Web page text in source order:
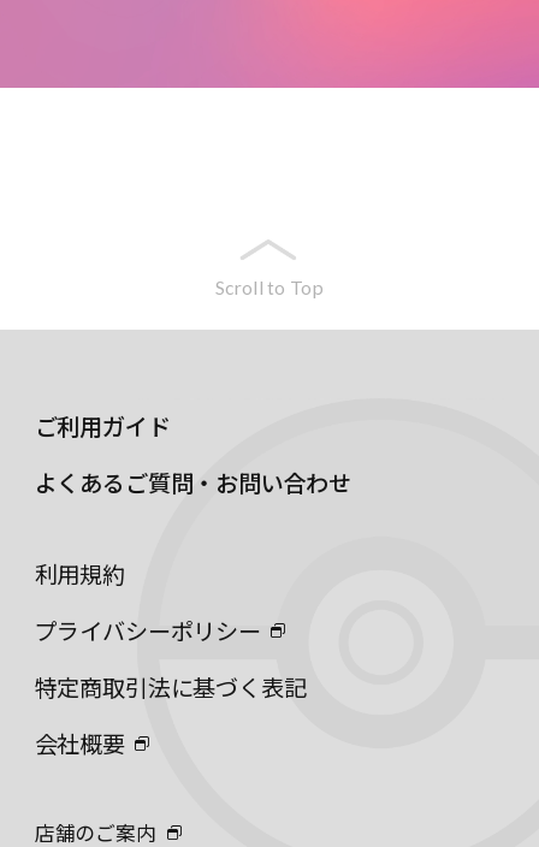
Scroll to Top
ご利用ガイド
よくあるご質問・お問い合わせ
利用規約
プライバシーポリシー
特定商取引法に基づく表記
会社概要
店舗のご案内